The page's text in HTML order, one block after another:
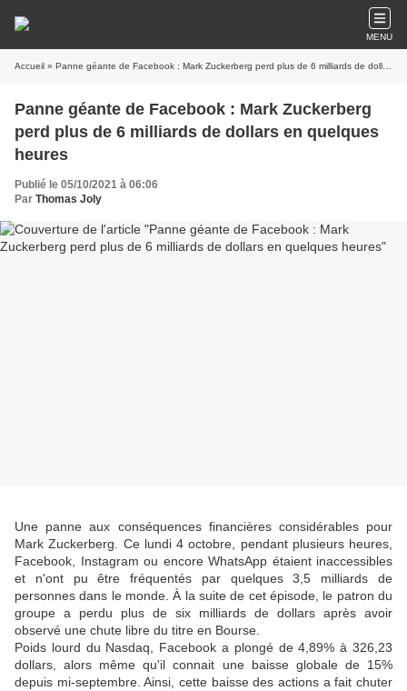
MENU
Accueil » Panne géante de Facebook : Mark Zuckerberg perd plus de 6 milliards de dollars en quelques heures
Panne géante de Facebook : Mark Zuckerberg
perd plus de 6 milliards de dollars en quelques
heures
Publié le 05/10/2021 à 06:06
Par Thomas Joly
Une panne aux conséquences financières considérables pour
Mark Zuckerberg. Ce lundi 4 octobre, pendant plusieurs heures,
Facebook, Instagram ou encore WhatsApp étaient inaccessibles
et n'ont pu être fréquentés par quelques 3,5 milliards de
personnes dans le monde. À la suite de cet épisode, le patron du
groupe a perdu plus de six milliards de dollars après avoir
observé une chute libre du titre en Bourse.
Poids lourd du Nasdaq, Facebook a plongé de 4,89% à 326,23
dollars, alors même qu'il connait une baisse globale de 15%
depuis mi-septembre. Ainsi, cette baisse des actions a fait chuter